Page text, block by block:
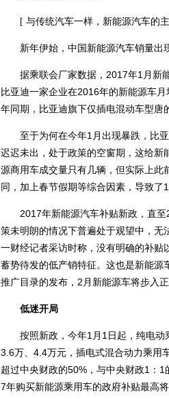
[ 与传统汽车一样，新能源汽车的
新年伊始，中国新能源汽车销量出
据乘联会厂家数据，2017年1月新
比亚迪一家企业在2016年的新能源车
年同期，比亚迪旗下仅插电混动车型
至于为何在今年1月出现暴跌，比亚
迟迟未出，处于政策的空窗期，这给
源商用车成交量只有几辆，但实际上
同，加上春节假期等综合因素，导致了
2017年新能源汽车补贴新政，直至
策未明朗的情况下普遍处于观望中，
一财经记者采访时称，没有明确的补
蓄势待发的低产销特征。这也是新能
推广目录的发布，2月新能源车将步入
低迷开局
按照新政，今年1月1日起，纯电动
3.6万、4.4万元，插电式混合动力乘用
超过中央财政的50%，与中央财政1：
7年购买新能源乘用车的政府补贴最高